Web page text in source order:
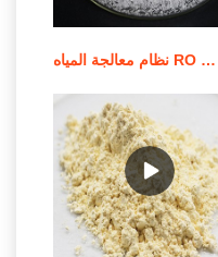
نظام معالجة المياه RO بقدرة 500 لتر في الساعة/نظام عرض RO للبيع